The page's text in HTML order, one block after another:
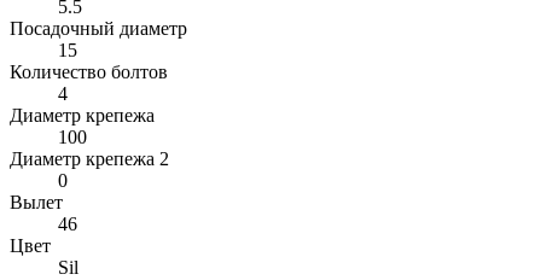
5.5
Посадочный диаметр
15
Количество болтов
4
Диаметр крепежа
100
Диаметр крепежа 2
0
Вылет
46
Цвет
Sil